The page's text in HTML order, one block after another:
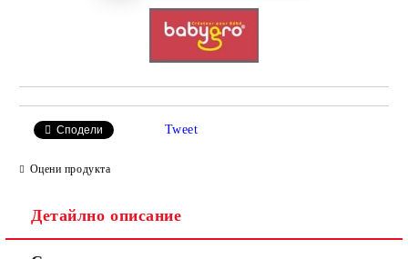
Сподели Tweet
Оцени продукта
Детайлно описание